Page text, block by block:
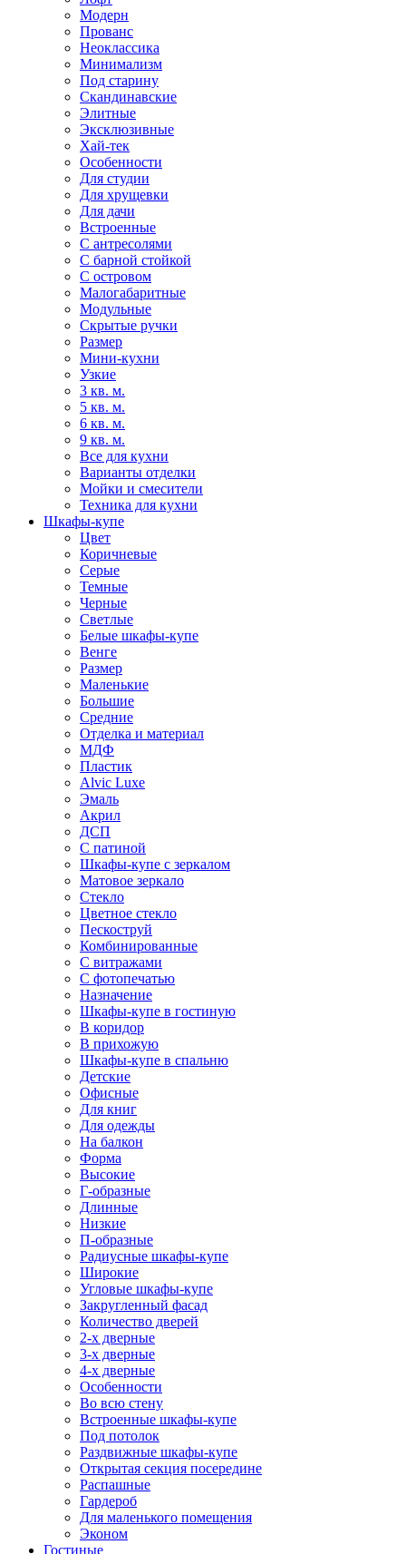
Модерн
Прованс
Неоклассика
Минимализм
Под старину
Скандинавские
Элитные
Эксклюзивные
Хай-тек
Особенности
Для студии
Для хрущевки
Для дачи
Встроенные
С антресолями
С барной стойкой
С островом
Малогабаритные
Модульные
Скрытые ручки
Размер
Мини-кухни
Узкие
3 кв. м.
5 кв. м.
6 кв. м.
9 кв. м.
Все для кухни
Варианты отделки
Мойки и смесители
Техника для кухни
Шкафы-купе
Цвет
Коричневые
Серые
Темные
Черные
Светлые
Белые шкафы-купе
Венге
Размер
Маленькие
Большие
Средние
Отделка и материал
МДФ
Пластик
Alvic Luxe
Эмаль
Акрил
ДСП
С патиной
Шкафы-купе с зеркалом
Матовое зеркало
Стекло
Цветное стекло
Пескоструй
Комбинированные
С витражами
С фотопечатью
Назначение
Шкафы-купе в гостиную
В коридор
В прихожую
Шкафы-купе в спальню
Детские
Офисные
Для книг
Для одежды
На балкон
Форма
Высокие
Г-образные
Длинные
Низкие
П-образные
Радиусные шкафы-купе
Широкие
Угловые шкафы-купе
Закругленный фасад
Количество дверей
2-х дверные
3-х дверные
4-х дверные
Особенности
Во всю стену
Встроенные шкафы-купе
Под потолок
Раздвижные шкафы-купе
Открытая секция посередине
Распашные
Гардероб
Для маленького помещения
Эконом
Гостиные